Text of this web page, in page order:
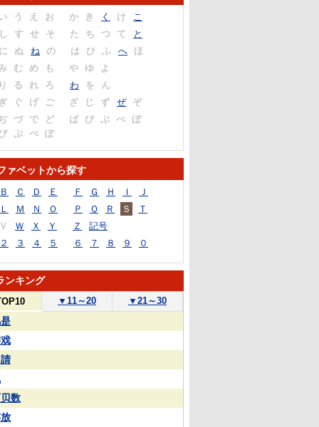
う え お か き く け
こ
し す せ そ た ち つ て
と
に ぬ ね の は ひ ふ へ
ほ
む め も や ゆ
よ
り る れ ろ わ を
ん
ぎ ぐ げ ご ざ じ ず ぜ
ぞ
づ で ど ば び ぶ べ
ぼ
ぷ ぺ ぽ
ァベットから探す
Ｂ Ｃ Ｄ Ｅ Ｆ Ｇ Ｈ Ｉ
Ｊ
Ｌ Ｍ Ｎ Ｏ Ｐ Ｑ Ｒ Ｓ
Ｔ
Ｖ Ｗ Ｘ Ｙ Ｚ
記号
２ ３ ４ ５ ６ ７ ８ ９ ０
ンキング
▼ 11～20 ▼ 21～30
数